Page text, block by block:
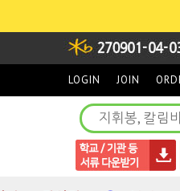
LOGIN JOIN